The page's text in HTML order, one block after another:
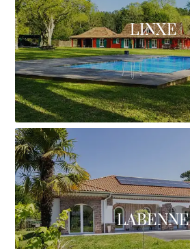
LINXE
LABENNE